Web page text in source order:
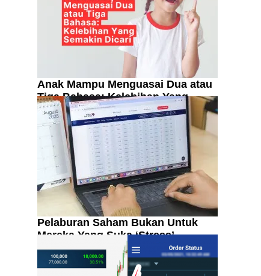
Anak Mampu Menguasai Dua atau
Tiga Bahasa: Kelebihan Yang
Semakin Dicari
Pelaburan Saham Bukan Untuk
Mereka Yang Suka ‘Stress’